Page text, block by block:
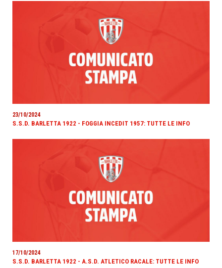
23/10/2024
S.S.D. BARLETTA 1922 - FOGGIA INCEDIT 1957: TUTTE LE INFO
17/10/2024
S.S.D. BARLETTA 1922 - A.S.D. ATLETICO RACALE: TUTTE LE INFO